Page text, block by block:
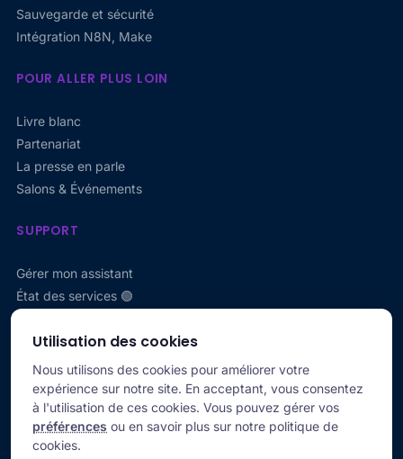
Sauvegarde et sécurité
Intégration N8N, Make
POUR ALLER PLUS LOIN
Livre blanc
Partenariat
La presse en parle
Salons & Événements
SUPPORT
Gérer mon assistant
État des services 🟢
LA SOCIÉTÉ
RGPD
Mentions légales
Sitemap
Utilisation des cookies
Nous utilisons des cookies pour améliorer votre
expérience sur notre site. En acceptant, vous consentez
à l'utilisation de ces cookies. Vous pouvez gérer vos
préférences ou en savoir plus sur notre politique de
cookies.